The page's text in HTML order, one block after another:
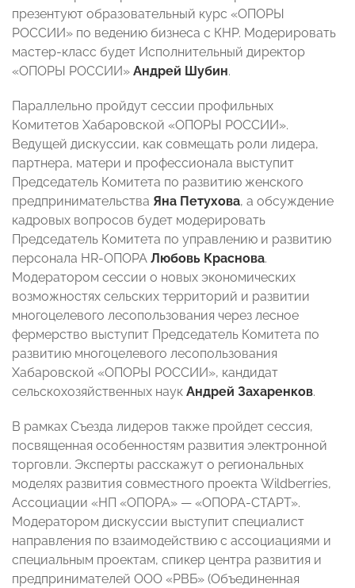
презентуют образовательный курс «ОПОРЫ
РОССИИ» по ведению бизнеса с КНР. Модерировать
мастер-класс будет Исполнительный директор
«ОПОРЫ РОССИИ» Андрей Шубин.
Параллельно пройдут сессии профильных
Комитетов Хабаровской «ОПОРЫ РОССИИ».
Ведущей дискуссии, как совмещать роли лидера,
партнера, матери и профессионала выступит
Председатель Комитета по развитию женского
предпринимательства Яна Петухова, а обсуждение
кадровых вопросов будет модерировать
Председатель Комитета по управлению и развитию
персонала HR-ОПОРА Любовь Краснова.
Модератором сессии о новых экономических
возможностях сельских территорий и развитии
многоцелевого лесопользования через лесное
фермерство выступит Председатель Комитета по
развитию многоцелевого лесопользования
Хабаровской «ОПОРЫ РОССИИ», кандидат
сельскохозяйственных наук Андрей Захаренков.
В рамках Съезда лидеров также пройдет сессия,
посвященная особенностям развития электронной
торговли. Эксперты расскажут о региональных
моделях развития совместного проекта Wildberries,
Ассоциации «НП «ОПОРА» — «ОПОРА-СТАРТ».
Модератором дискуссии выступит специалист
направления по взаимодействию с ассоциациями и
специальным проектам, спикер центра развития и
предпринимателей ООО «РВБ» (Объединенная